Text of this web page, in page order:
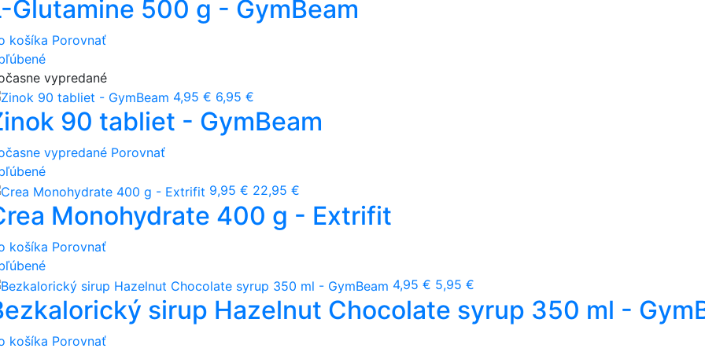
Glutamine 500 g - GymBeam
košíka Porovnať
vypredané
4,95 € 6,95 €
90 tabliet - GymBeam
vypredané Porovnať
9,95 € 22,95 €
Monohydrate 400 g - Extrifit
košíka Porovnať
4,95 € 5,95 €
sirup Hazelnut Chocolate syrup 350 ml -
košíka Porovnať